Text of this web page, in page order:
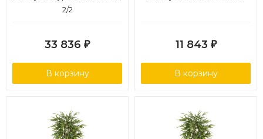
2/2
33 836 ₽
В корзину
11 843 ₽
В корзину